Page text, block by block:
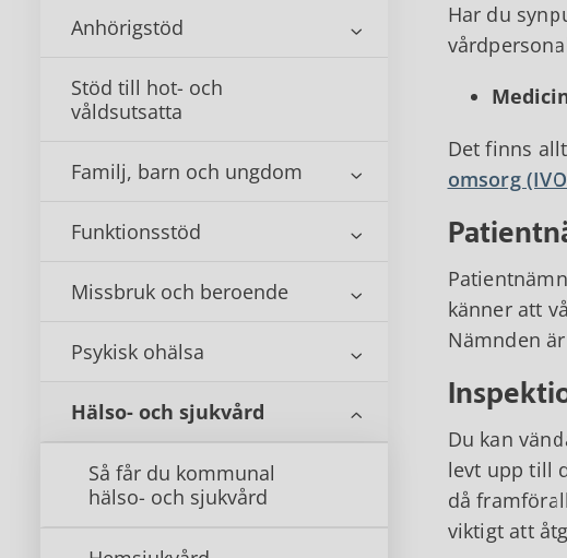
Anhörigstöd
Stöd till hot- och
våldsutsatta
Familj, barn och ungdom
Funktionsstöd
Missbruk och beroende
Psykisk ohälsa
Hälso- och sjukvård
Så får du kommunal
hälso- och sjukvård
Har du
Det finns
omsorg (IVO
känner att
Nämnden
Du kan
levt upp till
då
viktigt att